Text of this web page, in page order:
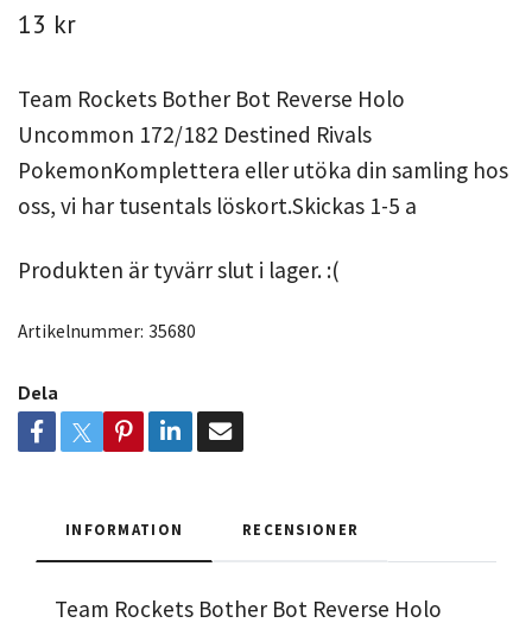
13 kr
Team Rockets Bother Bot Reverse Holo
Uncommon 172/182 Destined Rivals
PokemonKomplettera eller utöka din samling hos
oss, vi har tusentals löskort.Skickas 1-5 a
Produkten är tyvärr slut i lager. :(
Artikelnummer: 35680
Dela
INFORMATION RECENSIONER
Team Rockets Bother Bot Reverse Holo